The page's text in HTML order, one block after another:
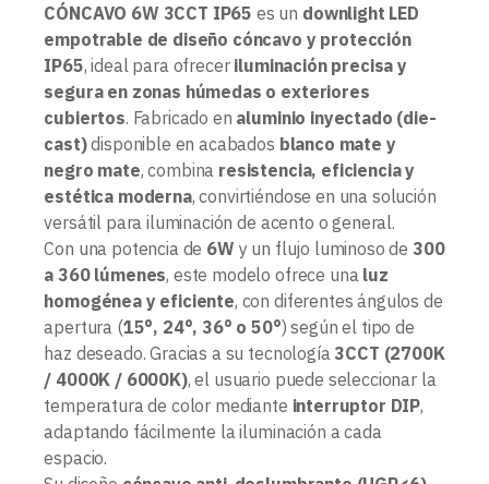
CÓNCAVO 6W 3CCT IP65 es un downlight LED
empotrable de diseño cóncavo y protección
IP65, ideal para ofrecer iluminación precisa y
segura en zonas húmedas o exteriores
cubiertos. Fabricado en aluminio inyectado (die-
cast)disponible en acabados blanco mate y
negro mate, combina resistencia, eficiencia y
estética moderna, convirtiéndose en una solución
versátil para iluminación de acento o general.
Con una potencia de 6W y un flujo luminoso de 300
a 360 lúmenes, este modelo ofrece una luz
homogénea y eficiente, con diferentes ángulos de
apertura (15°, 24°, 36° o 50°) según el tipo de
haz deseado. Gracias a su tecnología 3CCT (2700K
/ 4000K / 6000K), el usuario puede seleccionar la
temperatura de color mediante interruptor DIP,
adaptando fácilmente la iluminación a cada
espacio.